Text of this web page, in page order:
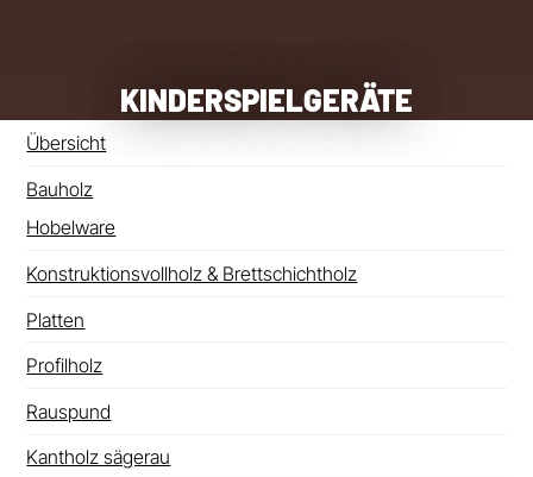
KINDERSPIELGERÄTE
Übersicht
Bauholz
Hobelware
Konstruktionsvollholz & Brettschichtholz
Platten
Profilholz
Rauspund
Kantholz sägerau